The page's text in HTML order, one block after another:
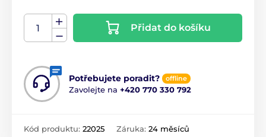
Přidat do košíku
Potřebujete poradit? offline
Zavolejte na +420 770 330 792
Kód produktu: 22025 Záruka: 24 měsíců